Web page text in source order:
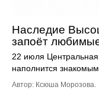
Наследие
запоёт
22 июля
наполнится
Автор: Ксюша Морозова.